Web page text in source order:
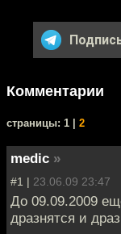
Комментарии
cтраницы: 1 | 2
medic »
#1 | 23.06.09 23:47
До 09.09.2009
дразнятся и